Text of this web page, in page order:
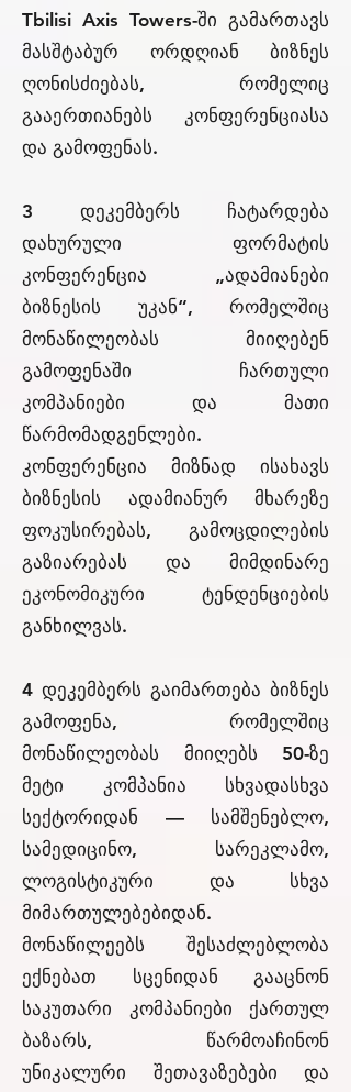
Tbilisi Axis Towers-ში გამართავს
მასშტაბურ ორდღიან ბიზნეს
ღონისძიებას, რომელიც
გააერთიანებს კონფერენციასა
და გამოფენას.
3 დეკემბერს ჩატარდება
დახურული ფორმატის
კონფერენცია „ადამიანები
ბიზნესის უკან“, რომელშიც
მონაწილეობას მიიღებენ
გამოფენაში ჩართული
კომპანიები და მათი
წარმომადგენლები.
კონფერენცია მიზნად ისახავს
ბიზნესის ადამიანურ მხარეზე
ფოკუსირებას, გამოცდილების
გაზიარებას და მიმდინარე
ეკონომიკური ტენდენციების
განხილვას.
4 დეკემბერს გაიმართება ბიზნეს
გამოფენა, რომელშიც
მონაწილეობას მიიღებს 50-ზე
მეტი კომპანია სხვადასხვა
სექტორიდან — სამშენებლო,
სამედიცინო, სარეკლამო,
ლოგისტიკური და სხვა
მიმართულებებიდან.
მონაწილეებს შესაძლებლობა
ექნებათ სცენიდან გააცნონ
საკუთარი კომპანიები ქართულ
ბაზარს, წარმოაჩინონ
უნიკალური შეთავაზებები და